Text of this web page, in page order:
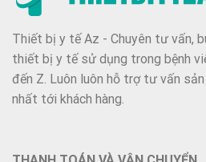
Thiết bị y tế Az - Chuyên tư vấn,
thiết bị y tế sử dụng trong bệnh
đến Z. Luôn luôn hỗ trợ tư vấn
nhất tới khách hàng.